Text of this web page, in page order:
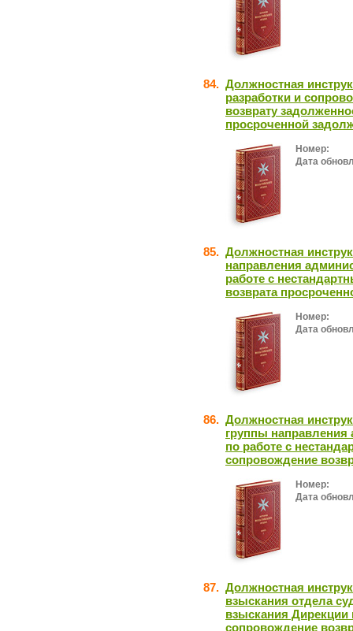
84. Должностная
разработки и
возврату
просроченной
Номер:
Дата
85. Должностная
направления
работе с
возврата
Номер:
Дата
86. Должностная
группы направления
по работе с
сопровождение
Номер:
Дата
87. Должностная
взыскания отдела
взыскания Дирекции
сопровождение